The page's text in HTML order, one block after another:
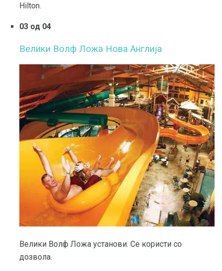
Hilton.
03 од 04
Велики Волф Ложа Нова Англија
Велики Волф Ложа установи. Се користи со
дозвола.